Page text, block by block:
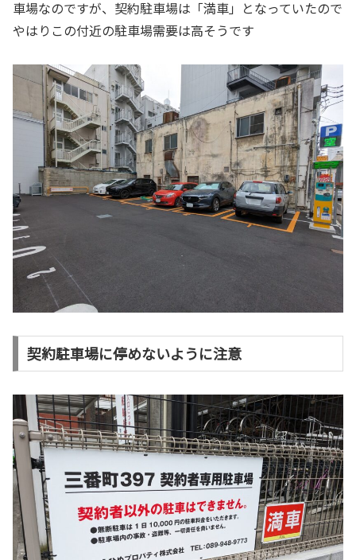
車場なのですが、契約駐車場は「満車」となっていたので
やはりこの付近の駐車場需要は高そうです
契約駐車場に停めないように注意